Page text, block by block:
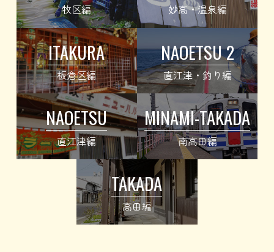
牧区編 妙高・温泉編
ITAKURA
板倉区編
NAOETSU 2
直江津・釣り編
NAOETSU
直江津編
MINAMI-TAKADA
南高田編
TAKADA
高田編